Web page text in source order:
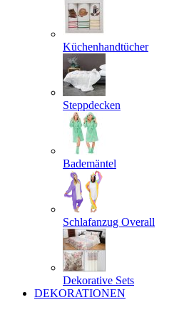
Küchenhandtücher
Steppdecken
Bademäntel
Schlafanzug Overall
Dekorative Sets
DEKORATIONEN